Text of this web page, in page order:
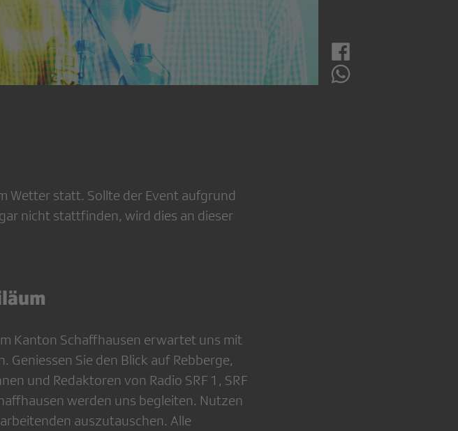
Wetter statt. Sollte der Event aufgrund
nicht stattfinden, wird dies an dieser
Kanton Schaffhausen erwartet uns mit
Geniessen Sie den Blick auf Rebberge,
und Redaktoren von Radio SRF 1, SRF
werden uns begleiten. Nutzen
auszutauschen. Alle